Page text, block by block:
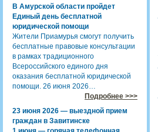
В Амурской области пройдет
Единый день бесплатной
юридической помощи
Жители Приамурья смогут получить
бесплатные правовые консультации
в рамках традиционного
Всероссийского единого дня
оказания бесплатной юридической
помощи. 26 июня 2026…
Подробнее >>>
23 июня 2026 — выездной прием
граждан в Завитинске